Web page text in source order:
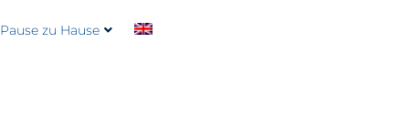
Pause zu Hause